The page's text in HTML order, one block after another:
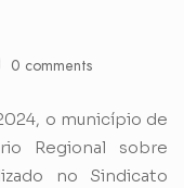
0 comments
o município de
Regional sobre
no Sindicato